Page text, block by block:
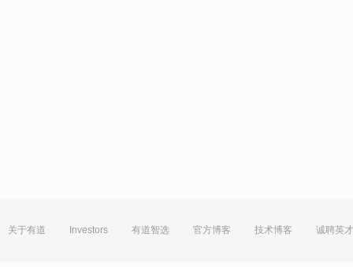
关于有道 Investors 有道智选 官方博客 技术博客 诚聘英才